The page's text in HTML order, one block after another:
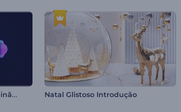
Logo - Rastro de Fumaça Dinâmico Natal Glistoso Introdução